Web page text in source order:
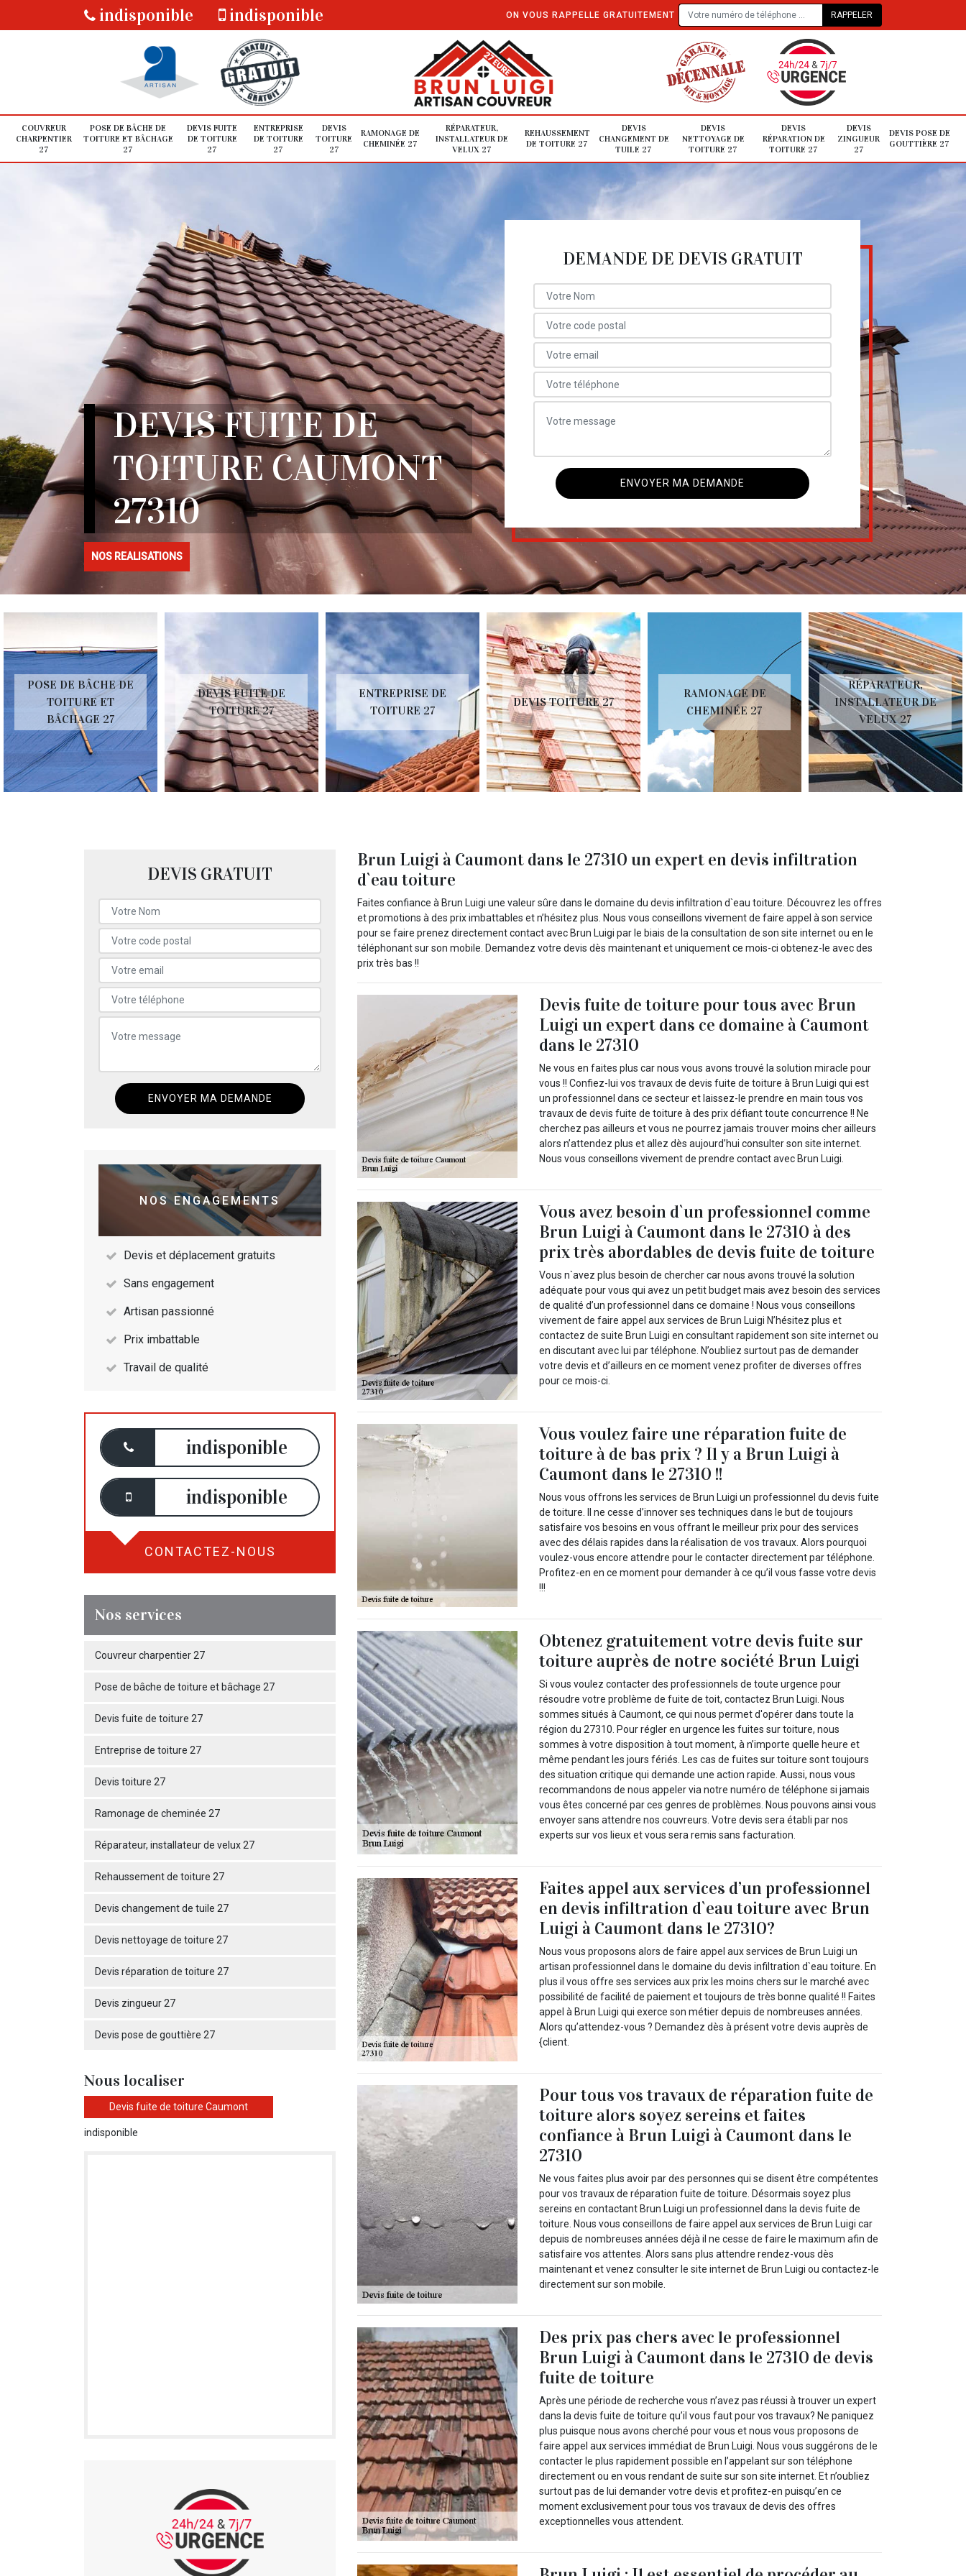
indisponible indisponible ON VOUS RAPPELLE GRATUITEMENT
COUVREUR
CHARPENTIER
27
POSE DE BÂCHE DE
TOITURE ET BÂCHAGE
27
DEVIS FUITE
DE TOITURE
27
ENTREPRISE
DE TOITURE
27
DEVIS
TOITURE
27
RAMONAGE DE
CHEMINÉE 27
RÉPARATEUR,
INSTALLATEUR DE
VELUX 27
REHAUSSEMENT
DE TOITURE 27
DEVIS
CHANGEMENT DE
TUILE 27
DEVIS
NETTOYAGE DE
TOITURE 27
DEVIS
RÉPARATION DE
TOITURE 27
DEVIS
ZINGUEUR
27
DEVIS POSE DE
GOUTTIÈRE 27
DEVIS FUITE DE
TOITURE CAUMONT
27310
NOS REALISATIONS
DEMANDE DE DEVIS GRATUIT
POSE DE BÂCHE DE
TOITURE ET
BÂCHAGE 27
DEVIS FUITE DE
TOITURE 27
ENTREPRISE DE
TOITURE 27
DEVIS TOITURE 27
RAMONAGE DE
CHEMINÉE 27
RÉPARATEUR,
INSTALLATEUR DE
VELUX 27
DEVIS GRATUIT
NOS ENGAGEMENTS
Devis et déplacement gratuits
Sans engagement
Artisan passionné
Prix imbattable
Travail de qualité
indisponible
indisponible
CONTACTEZ-NOUS
Nos services
Couvreur charpentier 27
Pose de bâche de toiture et bâchage 27
Devis fuite de toiture 27
Entreprise de toiture 27
Devis toiture 27
Ramonage de cheminée 27
Réparateur, installateur de velux 27
Rehaussement de toiture 27
Devis changement de tuile 27
Devis nettoyage de toiture 27
Devis réparation de toiture 27
Devis zingueur 27
Devis pose de gouttière 27
Nous localiser
Devis fuite de toiture Caumont
indisponible
Brun Luigi à Caumont dans le 27310 un expert en devis infiltration
d`eau toiture
Faites confiance à Brun Luigi une valeur sûre dans le domaine du devis infiltration d`eau toiture. Découvrez les offres
et promotions à des prix imbattables et n’hésitez plus. Nous vous conseillons vivement de faire appel à son service
pour se faire prenez directement contact avec Brun Luigi par le biais de la consultation de son site internet ou en le
téléphonant sur son mobile. Demandez votre devis dès maintenant et uniquement ce mois-ci obtenez-le avec des
prix très bas !!
Devis fuite de toiture pour tous avec Brun
Luigi un expert dans ce domaine à Caumont
dans le 27310
Ne vous en faites plus car nous vous avons trouvé la solution miracle pour
vous !! Confiez-lui vos travaux de devis fuite de toiture à Brun Luigi qui est
un professionnel dans ce secteur et laissez-le prendre en main tous vos
travaux de devis fuite de toiture à des prix défiant toute concurrence !! Ne
cherchez pas ailleurs et vous ne pourrez jamais trouver moins cher ailleurs
alors n’attendez plus et allez dès aujourd’hui consulter son site internet.
Nous vous conseillons vivement de prendre contact avec Brun Luigi.
Vous avez besoin d`un professionnel comme
Brun Luigi à Caumont dans le 27310 à des
prix très abordables de devis fuite de toiture
Vous n`avez plus besoin de chercher car nous avons trouvé la solution
adéquate pour vous qui avez un petit budget mais avez besoin des services
de qualité d’un professionnel dans ce domaine ! Nous vous conseillons
vivement de faire appel aux services de Brun Luigi N’hésitez plus et
contactez de suite Brun Luigi en consultant rapidement son site internet ou
en discutant avec lui par téléphone. N’oubliez surtout pas de demander
votre devis et d’ailleurs en ce moment venez profiter de diverses offres
pour ce mois-ci.
Vous voulez faire une réparation fuite de
toiture à de bas prix ? Il y a Brun Luigi à
Caumont dans le 27310 !!
Nous vous offrons les services de Brun Luigi un professionnel du devis fuite
de toiture. Il ne cesse d’innover ses techniques dans le but de toujours
satisfaire vos besoins en vous offrant le meilleur prix pour des services
avec des délais rapides dans la réalisation de vos travaux. Alors pourquoi
voulez-vous encore attendre pour le contacter directement par téléphone.
Profitez-en en ce moment pour demander à ce qu’il vous fasse votre devis
!!!
Obtenez gratuitement votre devis fuite sur
toiture auprès de notre société Brun Luigi
Si vous voulez contacter des professionnels de toute urgence pour
résoudre votre problème de fuite de toit, contactez Brun Luigi. Nous
sommes situés à Caumont, ce qui nous permet d'opérer dans toute la
région du 27310. Pour régler en urgence les fuites sur toiture, nous
sommes à votre disposition à tout moment, à n’importe quelle heure et
même pendant les jours fériés. Les cas de fuites sur toiture sont toujours
des situation critique qui demande une action rapide. Aussi, nous vous
recommandons de nous appeler via notre numéro de téléphone si jamais
vous êtes concerné par ces genres de problèmes. Nous pouvons ainsi vous
envoyer sans attendre nos couvreurs. Votre devis sera établi par nos
experts sur vos lieux et vous sera remis sans facturation.
Faites appel aux services d’un professionnel
en devis infiltration d`eau toiture avec Brun
Luigi à Caumont dans le 27310?
Nous vous proposons alors de faire appel aux services de Brun Luigi un
artisan professionnel dans le domaine du devis infiltration d`eau toiture. En
plus il vous offre ses services aux prix les moins chers sur le marché avec
possibilité de facilité de paiement et toujours de très bonne qualité !! Faites
appel à Brun Luigi qui exerce son métier depuis de nombreuses années.
Alors qu’attendez-vous ? Demandez dès à présent votre devis auprès de
{client.
Pour tous vos travaux de réparation fuite de
toiture alors soyez sereins et faites
confiance à Brun Luigi à Caumont dans le
27310
Ne vous faites plus avoir par des personnes qui se disent être compétentes
pour vos travaux de réparation fuite de toiture. Désormais soyez plus
sereins en contactant Brun Luigi un professionnel dans la devis fuite de
toiture. Nous vous conseillons de faire appel aux services de Brun Luigi car
depuis de nombreuses années déjà il ne cesse de faire le maximum afin de
satisfaire vos attentes. Alors sans plus attendre rendez-vous dès
maintenant et venez consulter le site internet de Brun Luigi ou contactez-le
directement sur son mobile.
Des prix pas chers avec le professionnel
Brun Luigi à Caumont dans le 27310 de devis
fuite de toiture
Après une période de recherche vous n’avez pas réussi à trouver un expert
dans la devis fuite de toiture qu’il vous faut pour vos travaux? Ne paniquez
plus puisque nous avons cherché pour vous et nous vous proposons de
faire appel aux services immédiat de Brun Luigi. Nous vous suggérons de le
contacter le plus rapidement possible en l’appelant sur son téléphone
directement ou en vous rendant de suite sur son site internet. Et n’oubliez
surtout pas de lui demander votre devis et profitez-en puisqu’en ce
moment exclusivement pour tous vos travaux de devis des offres
exceptionnelles vous attendent.